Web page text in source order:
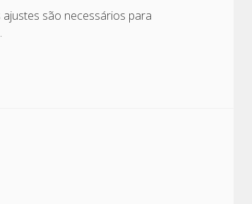
são necessários para